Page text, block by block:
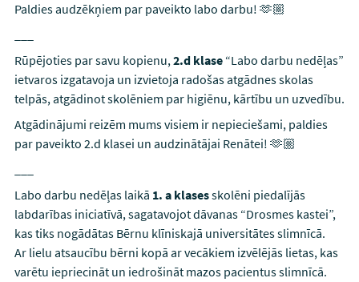
Paldies audzēkņiem par paveikto labo darbu! 🫶🏼
Rūpējoties par savu kopienu,2.d klase “Labo darbu nedēļas”
ietvaros izgatavoja un izvietoja radošas atgādnes skolas
telpās, atgādinot skolēniem par higiēnu, kārtību un uzvedību.
Atgādinājumi reizēm mums visiem ir nepieciešami, paldies
par paveikto 2.d klasei un audzinātājai Renātei! 🫶🏼
Labo darbu nedēļas laikā 1. a klasesskolēni piedalījās
labdarības iniciatīvā, sagatavojot dāvanas “Drosmes kastei”,
kas tiks nogādātas Bērnu klīniskajā universitātes slimnīcā.
Ar lielu atsaucību bērni kopā ar vecākiem izvēlējās lietas, kas
varētu iepriecināt un iedrošināt mazos pacientus slimnīcā.